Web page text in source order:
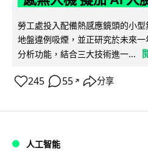
勞工處投入配備熱感應鏡頭的小
地盤違例吸煙，並正研究於未來
分析功能，結合三大技術進一...
245 55 ↗ 分享
人工智能